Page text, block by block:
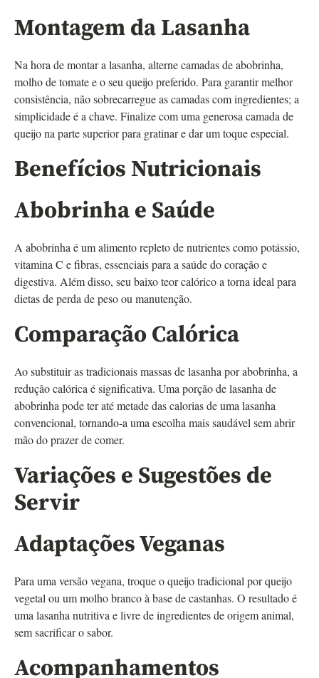
Montagem da Lasanha
Na hora de montar a lasanha, alterne camadas de abobrinha,
molho de tomate e o seu queijo preferido. Para garantir melhor
consistência, não sobrecarregue as camadas com ingredientes; a
simplicidade é a chave. Finalize com uma generosa camada de
queijo na parte superior para gratinar e dar um toque especial.
Benefícios Nutricionais
Abobrinha e Saúde
A abobrinha é um alimento repleto de nutrientes como potássio,
vitamina C e fibras, essenciais para a saúde do coração e
digestiva. Além disso, seu baixo teor calórico a torna ideal para
dietas de perda de peso ou manutenção.
Comparação Calórica
Ao substituir as tradicionais massas de lasanha por abobrinha, a
redução calórica é significativa. Uma porção de lasanha de
abobrinha pode ter até metade das calorias de uma lasanha
convencional, tornando-a uma escolha mais saudável sem abrir
mão do prazer de comer.
Variações e Sugestões de
Servir
Adaptações Veganas
Para uma versão vegana, troque o queijo tradicional por queijo
vegetal ou um molho branco à base de castanhas. O resultado é
uma lasanha nutritiva e livre de ingredientes de origem animal,
sem sacrificar o sabor.
Acompanhamentos